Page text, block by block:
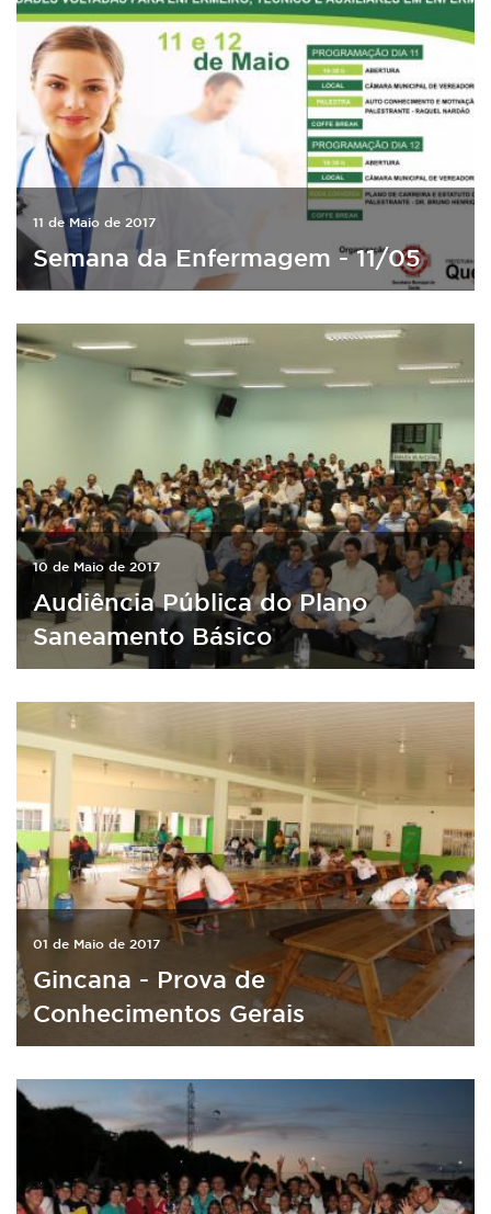
11 de Maio de 2017
Semana da Enfermagem - 11/05
10 de Maio de 2017
Audiência Pública do Plano
Saneamento Básico
01 de Maio de 2017
Gincana - Prova de
Conhecimentos Gerais